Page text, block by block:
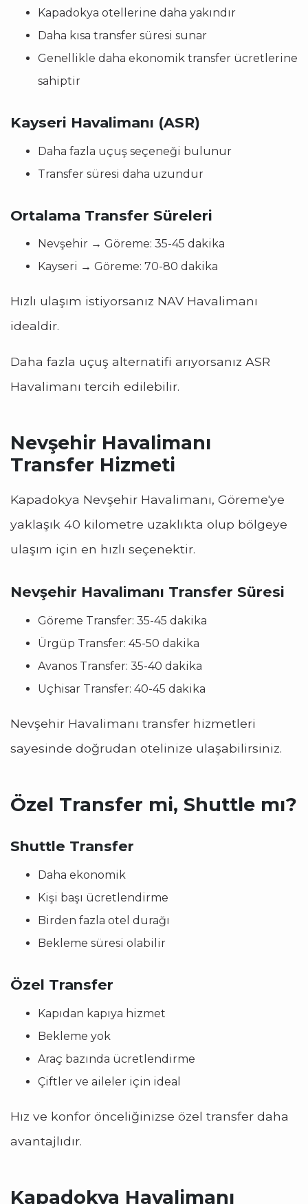
Kapadokya otellerine daha yakındır
Daha kısa transfer süresi sunar
Genellikle daha ekonomik transfer ücretlerine
sahiptir
Kayseri Havalimanı (ASR)
Daha fazla uçuş seçeneği bulunur
Transfer süresi daha uzundur
Ortalama Transfer Süreleri
Nevşehir → Göreme: 35-45 dakika
Kayseri → Göreme: 70-80 dakika
Hızlı ulaşım istiyorsanız NAV Havalimanı
idealdir.
Daha fazla uçuş alternatifi arıyorsanız ASR
Havalimanı tercih edilebilir.
Nevşehir Havalimanı
Transfer Hizmeti
Kapadokya Nevşehir Havalimanı, Göreme'ye
yaklaşık 40 kilometre uzaklıkta olup bölgeye
ulaşım için en hızlı seçenektir.
Nevşehir Havalimanı Transfer Süresi
Göreme Transfer: 35-45 dakika
Ürgüp Transfer: 45-50 dakika
Avanos Transfer: 35-40 dakika
Uçhisar Transfer: 40-45 dakika
Nevşehir Havalimanı transfer hizmetleri
sayesinde doğrudan otelinize ulaşabilirsiniz.
Özel Transfer mi, Shuttle mı?
Shuttle Transfer
Daha ekonomik
Kişi başı ücretlendirme
Birden fazla otel durağı
Bekleme süresi olabilir
Özel Transfer
Kapıdan kapıya hizmet
Bekleme yok
Araç bazında ücretlendirme
Çiftler ve aileler için ideal
Hız ve konfor önceliğinizse özel transfer daha
avantajlıdır.
Kapadokya Havalimanı